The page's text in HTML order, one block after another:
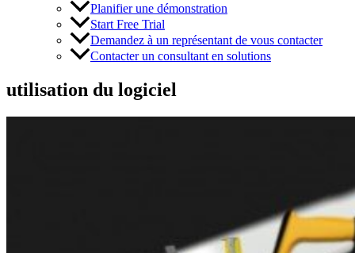
Planifier une démonstration
Start Free Trial
Demandez à un représentant de vous contacter
Contacter un consultant en solutions
utilisation du logiciel